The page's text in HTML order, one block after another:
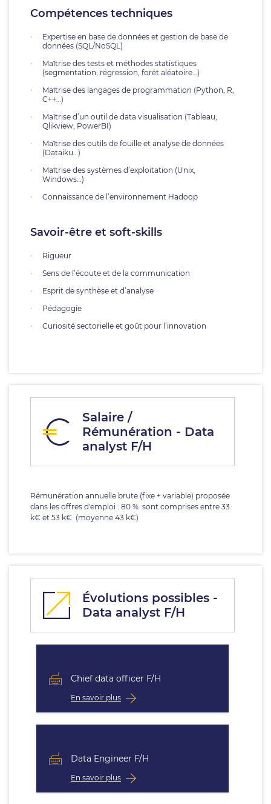
Compétences techniques
Expertise en base de données et gestion de base de
données (SQL/NoSQL)
Maîtrise des tests et méthodes statistiques
(segmentation, régression, forêt aléatoire…)
Maîtrise des langages de programmation (Python, R,
C++…)
Maîtrise d’un outil de data visualisation (Tableau,
Qlikview, PowerBI)
Maîtrise des outils de fouille et analyse de données
(Dataiku…)
Maîtrise des systèmes d’exploitation (Unix,
Windows…)
Connaissance de l’environnement Hadoop
Savoir-être et soft-skills
Rigueur
Sens de l’écoute et de la communication
Esprit de synthèse et d’analyse
Pédagogie
Curiosité sectorielle et goût pour l’innovation
Salaire /
Rémunération - Data
analyst F/H
Rémunération annuelle brute (fixe + variable) proposée
dans les offres d'emploi : 80 % sont comprises entre 33
k€ et 53 k€ (moyenne 43 k€)
Évolutions possibles -
Data analyst F/H
Chief data officer F/H
En savoir plus
Data Engineer F/H
En savoir plus